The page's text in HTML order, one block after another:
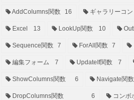
AddColumns関数 16 ギャラリーコ
Excel 13 LookUp関数 10
Sequence関数 7 ForAll関数 7
編集フォーム 7 UpdateIf関数 7
ShowColumns関数 6 Navigate関数
DropColumns関数 6 コンボ